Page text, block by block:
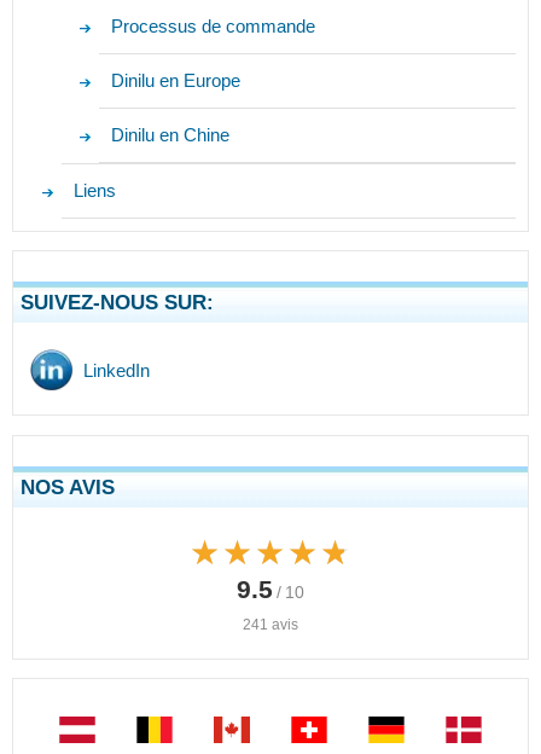
Processus de commande
Dinilu en Europe
Dinilu en Chine
Liens
SUIVEZ-NOUS SUR:
LinkedIn
NOS AVIS
★★★★★
★★★★★
9.5 / 10
241 avis